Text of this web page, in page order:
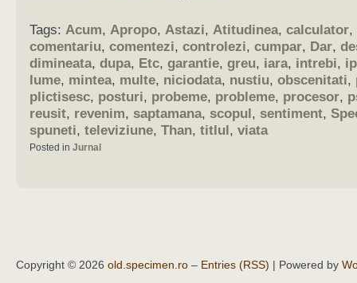
Tags: Acum, Apropo, Astazi, Atitudinea, calculator,
comentariu, comentezi, controlezi, cumpar, Dar,
dimineata, dupa, Etc, garantie, greu, iara, intrebi,
lume, mintea, multe, niciodata, nustiu, obscenitati,
plictisesc, posturi, probeme, probleme, procesor,
reusit, revenim, saptamana, scopul, sentiment,
spuneti, televiziune, Than, titlul, viata
Posted in Jurnal
Copyright © 2026 old.specimen.ro – Entries (RSS) | Powered by